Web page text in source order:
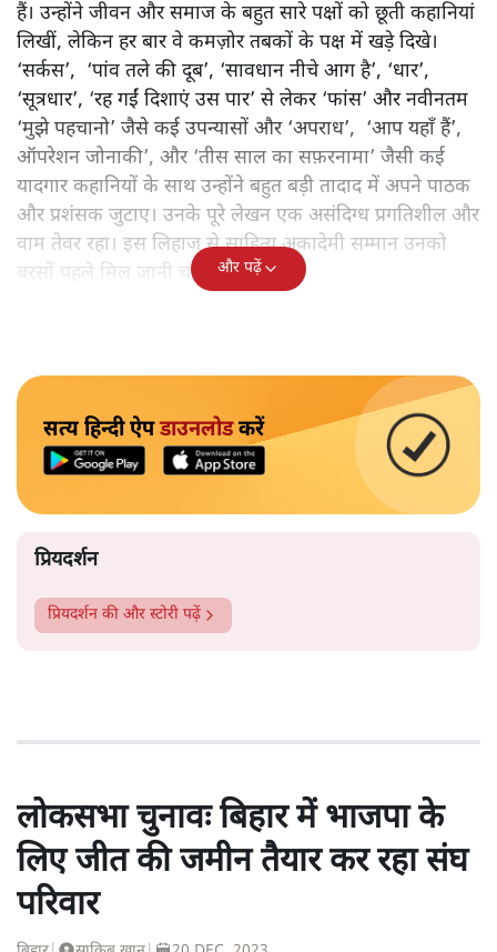
हैं। उन्होंने जीवन और समाज के बहुत सारे पक्षों को छूती कहानियां
लिखीं, लेकिन हर बार वे कमज़ोर तबकों के पक्ष में खड़े दिखे।
‘सर्कस’, ‘पांव तले की दूब’, ‘सावधान नीचे आग है’, ‘धार’,
‘सूत्रधार’, ‘रह गईं दिशाएं उस पार’ से लेकर ‘फांस’ और नवीनतम
‘मुझे पहचानो’ जैसे कई उपन्यासों और ‘अपराध’, ‘आप यहाँ हैं’,
ऑपरेशन जोनाकी’, और ‘तीस साल का सफ़रनामा’ जैसी कई
यादगार कहानियों के साथ उन्होंने बहुत बड़ी तादाद में अपने पाठक
और प्रशंसक जुटाए। उनके पूरे लेखन एक असंदिग्ध प्रगतिशील और
वाम तेवर रहा। इस लिहाज से साहित्य अकादेमी सम्मान उनको
बरसों पहले मिल जानी चाहिए था।
और पढ़ें
सत्य हिन्दी ऐपडाउनलोडकरें
प्रियदर्शन
प्रियदर्शन की और स्टोरी पढ़ें
लोकसभा चुनावः बिहार में भाजपा के
लिए जीत की जमीन तैयार कर रहा संघ
परिवार